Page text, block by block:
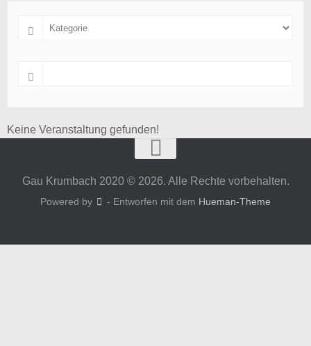
Keine Veranstaltung gefunden!
Gau Krumbach 2020 © 2026. Alle Rechte vorbehalten.
Powered by - Entworfen mit dem Hueman-Theme